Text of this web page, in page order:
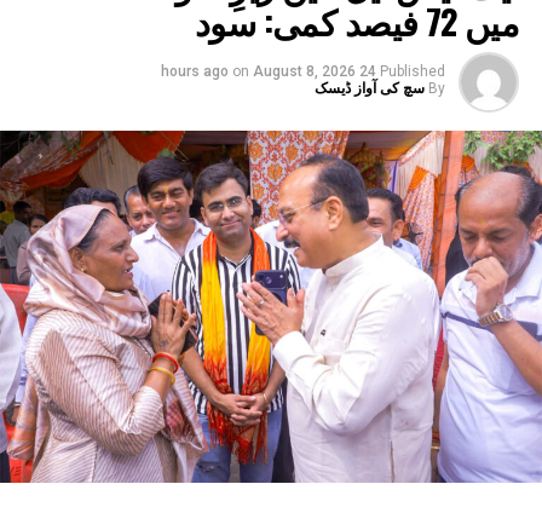
جامعہ طبیہ دیوبند
میں 72 فیصد کمی: سود
Published
24 hours ago
on August 8, 2026
By سچ کی آواز ڈیسک